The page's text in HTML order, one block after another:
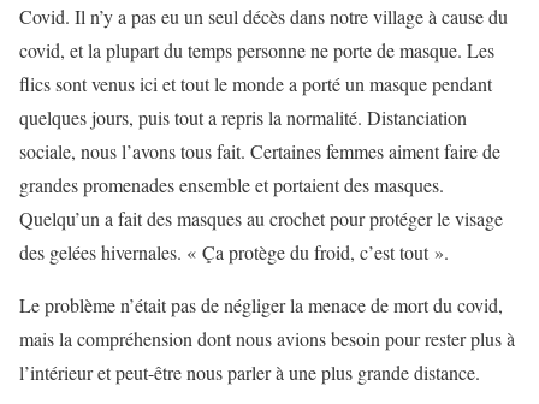
Covid. Il n’y a pas eu un seul décès dans notre village à cause du
covid, et la plupart du temps personne ne porte de masque. Les
flics sont venus ici et tout le monde a porté un masque pendant
quelques jours, puis tout a repris la normalité. Distanciation
sociale, nous l’avons tous fait. Certaines femmes aiment faire de
grandes promenades ensemble et portaient des masques.
Quelqu’un a fait des masques au crochet pour protéger le visage
des gelées hivernales. « Ça protège du froid, c’est tout ».
Le problème n’était pas de négliger la menace de mort du covid,
mais la compréhension dont nous avions besoin pour rester plus à
l’intérieur et peut-être nous parler à une plus grande distance.